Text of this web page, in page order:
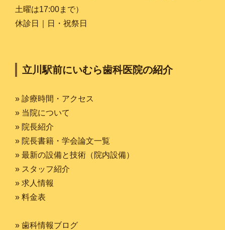
土曜は17:00まで）
休診日｜日・祝祭日
立川駅前にいむら歯科医院の紹介
» 診療時間・アクセス
» 当院について
» 院長紹介
» 院長書籍・学会論文一覧
» 最新の設備と技術（院内設備）
» スタッフ紹介
» 求人情報
» 料金表
» 歯科情報ブログ